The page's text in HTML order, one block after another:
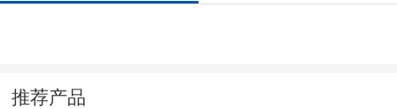
推荐产品